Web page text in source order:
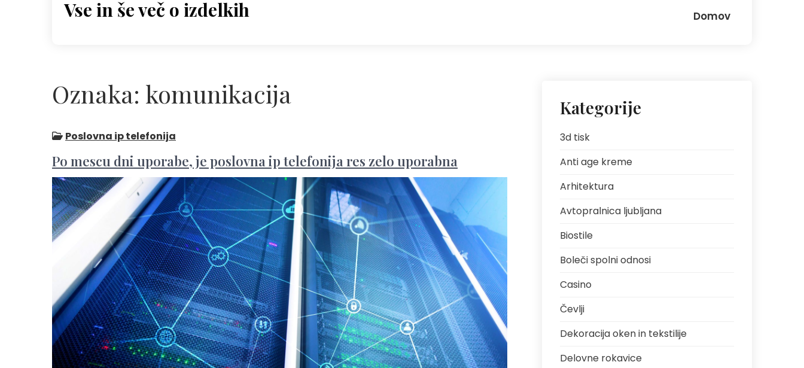
Vse in še več o izdelkih Domov
Oznaka: komunikacija
Poslovna ip telefonija
Po mescu dni uporabe, je poslovna ip telefonija res zelo uporabna
Kategorije
3d tisk
Anti age kreme
Arhitektura
Avtopralnica ljubljana
Biostile
Boleči spolni odnosi
Casino
Čevlji
Dekoracija oken in tekstilije
Delovne rokavice